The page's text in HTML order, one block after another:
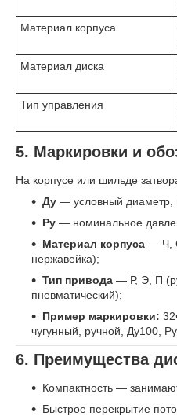
Материал корпуса
Материал диска
Тип управления
5. Маркировки и
На корпусе или шильде
Ду — условный
Ру — номинальное
Материал корпуса — Ч,
нержавейка);
Тип привода — Р, Э, П
пневматический);
Пример маркировки:
чугунный, ручной, Ду100,
6. Преимущества
Компактность —
Быстрое перекрытие